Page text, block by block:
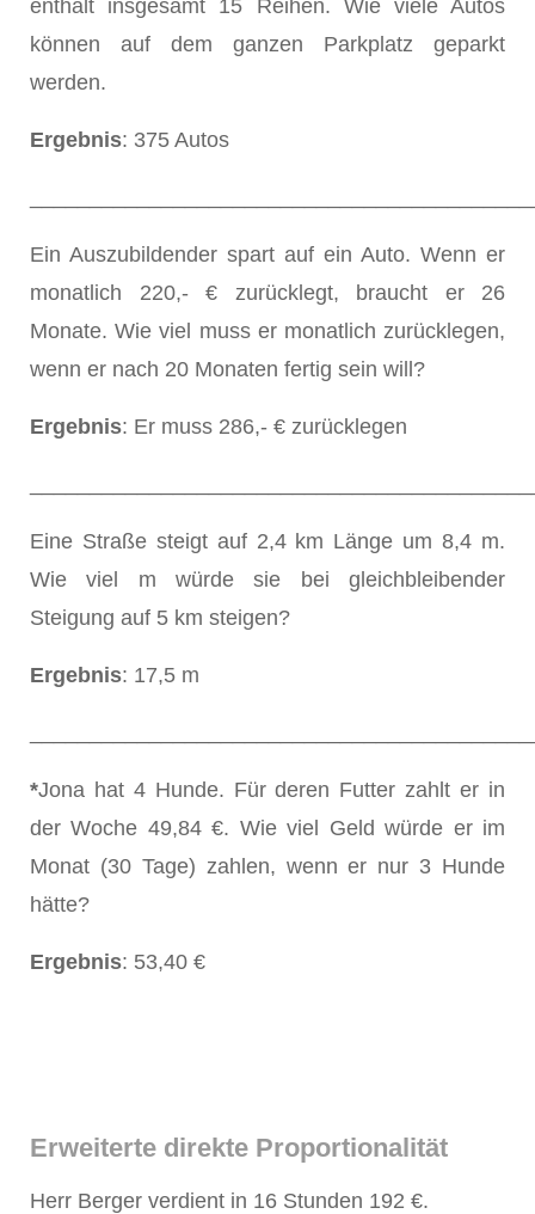
enthält insgesamt 15 Reihen. Wie viele Autos
können auf dem ganzen Parkplatz geparkt
werden.
Ergebnis: 375 Autos
Ein Auszubildender spart auf ein Auto. Wenn er
monatlich 220,- € zurücklegt, braucht er 26
Monate. Wie viel muss er monatlich zurücklegen,
wenn er nach 20 Monaten fertig sein will?
Ergebnis: Er muss 286,- € zurücklegen
Eine Straße steigt auf 2,4 km Länge um 8,4 m.
Wie viel m würde sie bei gleichbleibender
Steigung auf 5 km steigen?
Ergebnis: 17,5 m
*Jona hat 4 Hunde. Für deren Futter zahlt er in
der Woche 49,84 €. Wie viel Geld würde er im
Monat (30 Tage) zahlen, wenn er nur 3 Hunde
hätte?
Ergebnis: 53,40 €
Erweiterte direkte Proportionalität
Herr Berger verdient in 16 Stunden 192 €.